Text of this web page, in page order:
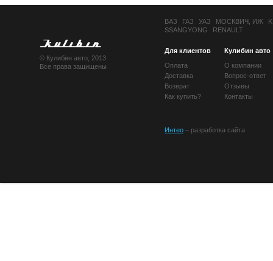
ВАЗ ГАЗ УАЗ МОСКВИЧ, ИЖ
SSANGYONG
RENAULT
Для клиентов
Кулибин авто
Оплата
Доставка
Возврат
Как купить?
О компании
Вопрос-ответ
Отзывы
Контакты
Интео – разработка сайта
© Кулибин авто, 2013
Все права защищены